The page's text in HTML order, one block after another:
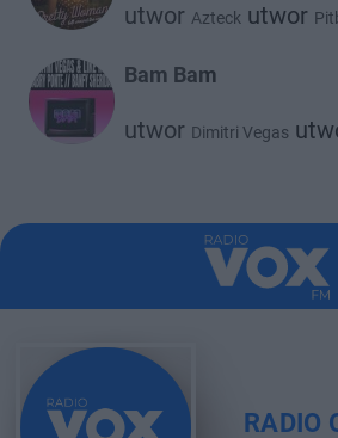
utwor Azteck utwor
Bam Bam
utwor Dimitri Vegas
RADIO